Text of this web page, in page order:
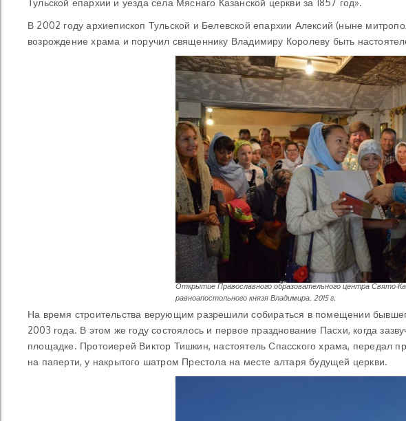
Тульской епархии и уезда села Мяснаго Казанской церкви за 1857 год».
В 2002 году архиепископ Тульской и Белевской епархии Алексий (ныне
возрождение храма и поручил священнику Владимиру Королеву быть
Открытие Православного образовательного центра Свято-
равноапостольного князя Владимира. 2015 г.
На время строительства верующим разрешили собираться в помещении
2003 года. В этом же году состоялось и первое празднование Пасхи, когда
площадке. Протоиерей Виктор Тишкин, настоятель Спасского храма, передал
на паперти, у накрытого шатром Престола на месте алтаря будущей церкви.